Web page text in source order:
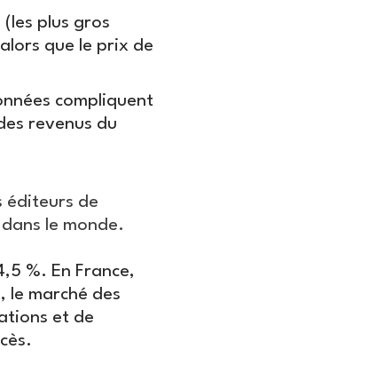
plus gros
que le prix de
compliquent
revenus du
éditeurs de
le monde.
%. En France,
le marché des
et de